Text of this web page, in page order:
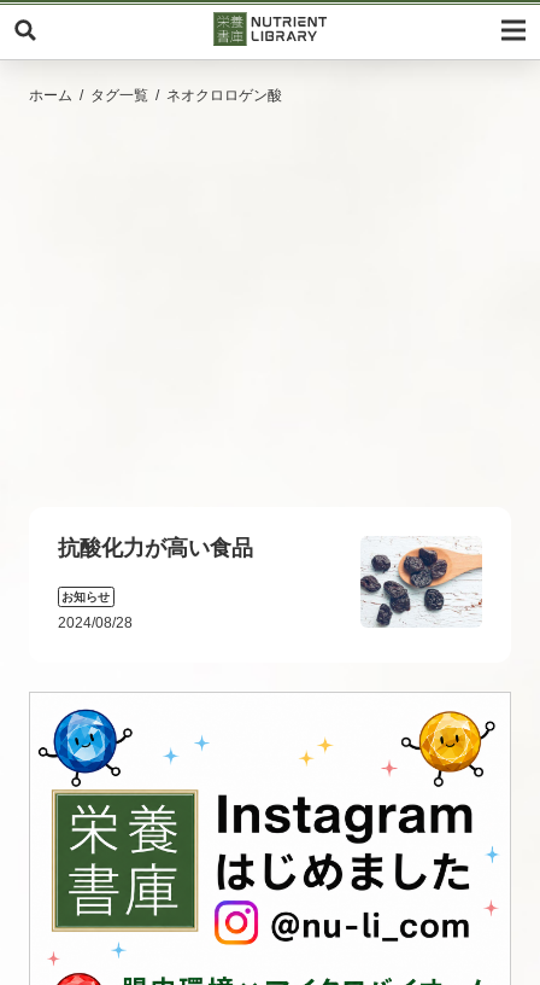
ホーム タグ一覧 ネオクロロゲン酸
抗酸化力が高い食品
お知らせ
2024/08/28